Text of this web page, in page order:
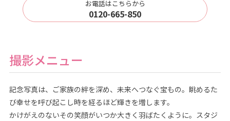
お電話はこちらから
0120-665-850
撮影メニュー
記念写真は、ご家族の絆を深め、未来へつなぐ宝もの。眺めるた
び幸せを呼び起こし時を経るほど輝きを増します。
かけがえのないその笑顔がいつか大きく羽ばたくように。スタジ